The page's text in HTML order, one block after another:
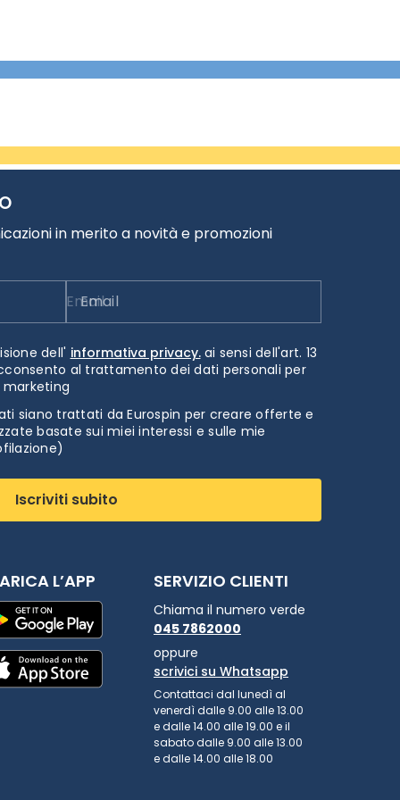
in merito a novità e promozioni
Email
dell' informativa privacy.ai sensi dell'art. 13
al trattamento dei dati personali per
siano trattati da Eurospin per creare offerte e
basate sui miei interessi e sulle mie
Iscriviti subito
L’APP SERVIZIO CLIENTI
Chiama il numero verde
045 7862000
oppure
scrivici su Whatsapp
Contattaci dal lunedì al
venerdì dalle 9.00 alle 13.00
e dalle 14.00 alle 19.00 e il
sabato dalle 9.00 alle 13.00
e dalle 14.00 alle 18.00